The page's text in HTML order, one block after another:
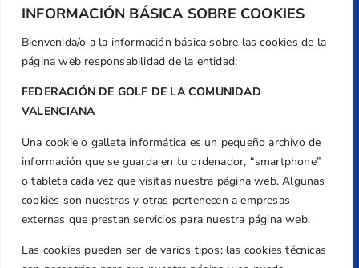
INFORMACIÓN BÁSICA SOBRE COOKIES
Bienvenida/o a la información básica sobre las cookies de la
página web responsabilidad de la entidad:
FEDERACIÓN DE GOLF DE LA COMUNIDAD
VALENCIANA
Una cookie o galleta informática es un pequeño archivo de
información que se guarda en tu ordenador, “smartphone”
o tableta cada vez que visitas nuestra página web. Algunas
cookies son nuestras y otras pertenecen a empresas
externas que prestan servicios para nuestra página web.
Las cookies pueden ser de varios tipos: las cookies técnicas
Dirección
Centre de L´Esport, Carrer d'Isaac Peral i
Caballero, Nº 5, Despachos 2 y 3, 46980,
Teléfono
Email
federacion@golfcv.com
Aviso Legal
Política de Privacidad
Transparencia